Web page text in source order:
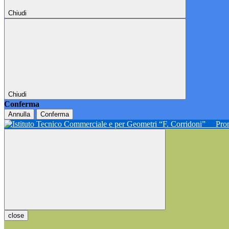
Chiudi
Chiudi
Conferma
Annulla Conferma
close